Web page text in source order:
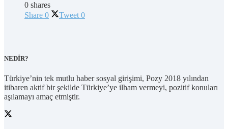
0 shares
Share 0 Tweet 0
NEDİR?
Türkiye’nin tek mutlu haber sosyal girişimi, Pozy 2018 yılından
itibaren aktif bir şekilde Türkiye’ye ilham vermeyi, pozitif konuları
aşılamayı amaç etmiştir.